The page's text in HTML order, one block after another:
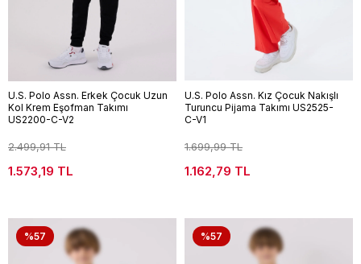
U.S. Polo Assn. Erkek Çocuk Uzun
Kol Krem Eşofman Takımı
US2200-C-V2
2.499,91 TL
1.573,19 TL
U.S. Polo Assn. Kız Çocuk Nakışlı
Turuncu Pijama Takımı US2525-
C-V1
1.699,99 TL
1.162,79 TL
%57 %57